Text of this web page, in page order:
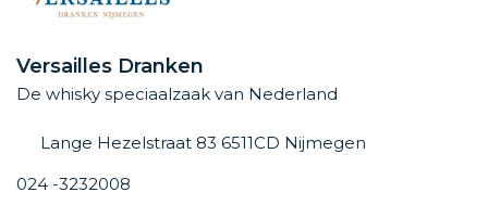
Versailles Dranken
De whisky speciaalzaak van Nederland
Lange Hezelstraat 83 6511CD Nijmegen
024 -3232008